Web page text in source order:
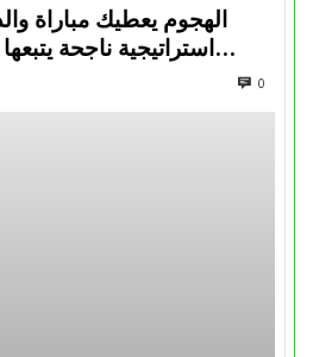
الهجوم يعطيك مباراة
استراتيجية ناجحة
0